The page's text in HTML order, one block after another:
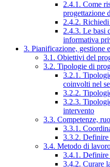
2.4.1. Come
progettazione
2.4.2. Richiedi
2.4.3. Le basi
informativa
3. Pianificazione, gestione
3.1. Obiettivi del
3.2. Tipologie di
3.2.1.
coinvolti nel
3.2.2.
3.2.3.
intervento
3.3. Competenze,
3.3.1.
3.3.2. Definire
3.4. Metodo di
3.4.1. Definire
3.4.2. Curare